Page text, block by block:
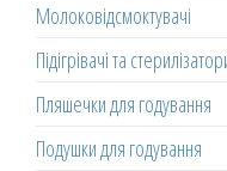
Молоковідсмоктувачі
Підігрівачі та
Пляшечки для годування
Подушки для годування